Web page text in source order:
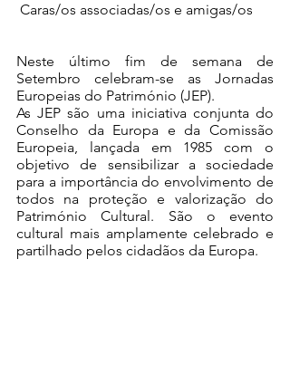
Caras/os associadas/os e amigas/os
Neste último fim de semana de
Setembro celebram-se as Jornadas
Europeias do Património (JEP).
As JEP são uma iniciativa conjunta do
Conselho da Europa e da Comissão
Europeia, lançada em 1985 com o
objetivo de sensibilizar a sociedade
para a importância do envolvimento de
todos na proteção e valorização do
Património Cultural. São o evento
cultural mais amplamente celebrado e
partilhado pelos cidadãos da Europa.